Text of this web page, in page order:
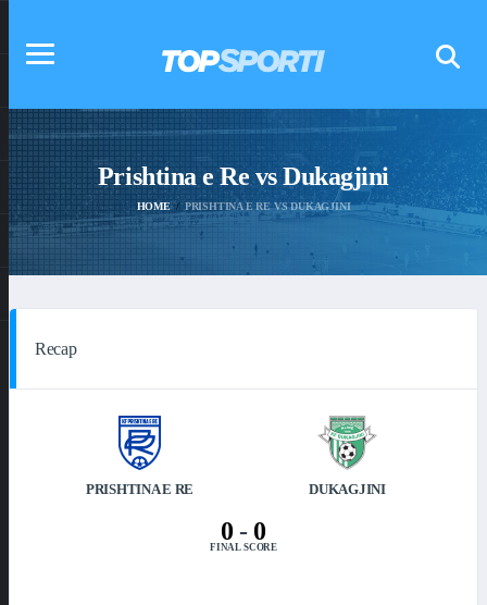
Prishtina e Re vs Dukagjini
HOME PRISHTINA E RE VS DUKAGJINI
Recap
PRISHTINA E RE DUKAGJINI
0- 0
FINAL SCORE